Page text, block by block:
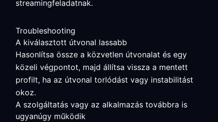
streamingfeladatnak.
Troubleshooting
A kiválasztott útvonal lassabb
Hasonlítsa össze a közvetlen útvonalat és egy
közeli végpontot, majd állítsa vissza a mentett
profilt, ha az útvonal torlódást vagy instabilitást
okoz.
A szolgáltatás vagy az alkalmazás továbbra is
ugyanúgy működik